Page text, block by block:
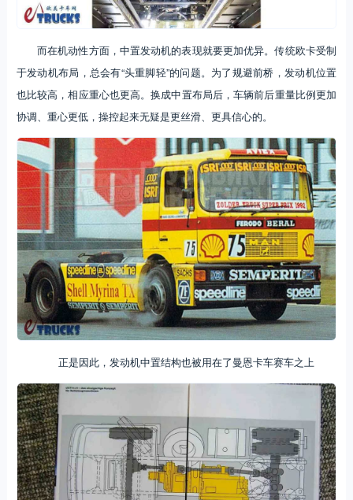
而在机动性方面，中置发动机的表现就要更加优异。传统欧卡受制
于发动机布局，总会有“头重脚轻”的问题。为了规避前桥，发动机位置
也比较高，相应重心也更高。换成中置布局后，车辆前后重量比例更加
协调、重心更低，操控起来无疑是更丝滑、更具信心的。
正是因此，发动机中置结构也被用在了曼恩卡车赛车之上